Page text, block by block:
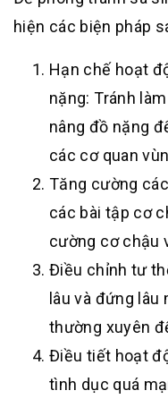
hiện các biện pháp
Hạn chế hoạt
nặng: Tránh
nâng đồ nặng
các cơ quan
Tăng cường
các bài tập cơ
cường cơ chậu
Điều chỉnh tư
lâu và đứng lâu
thường xuyên
Điều tiết hoạt
tình dục quá